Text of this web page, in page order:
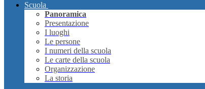
Scuola
Panoramica
Presentazione
I luoghi
Le persone
I numeri della scuola
Le carte della scuola
Organizzazione
La storia